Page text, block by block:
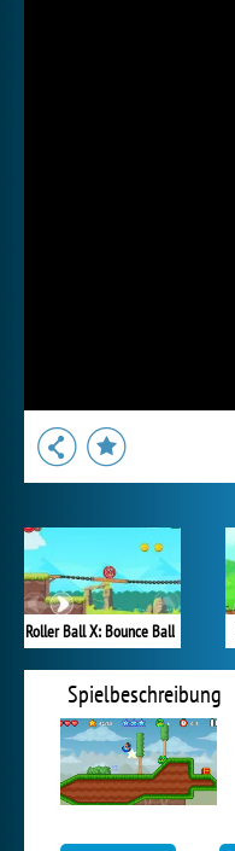
Roller Ball X: Bounce Ball
Spielbeschreibung